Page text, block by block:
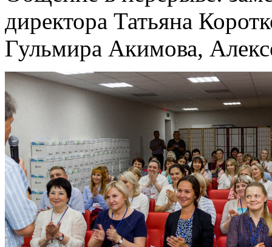
директора Татьяна
Гульмира Акимова,